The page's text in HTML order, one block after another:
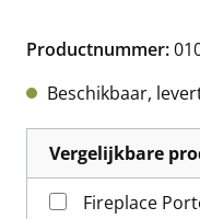
Productnummer:
Beschikbaar,
Vergelijkbare
Fireplace